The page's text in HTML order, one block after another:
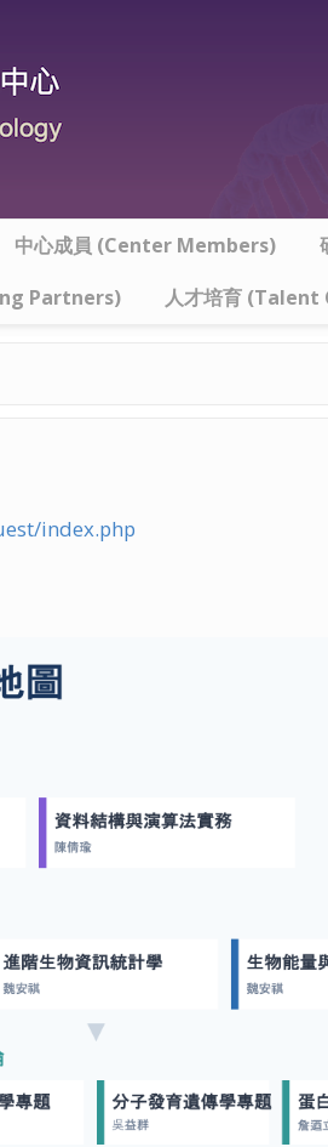
中心成員 (Center Members)
Partners) 人才培育
index.php